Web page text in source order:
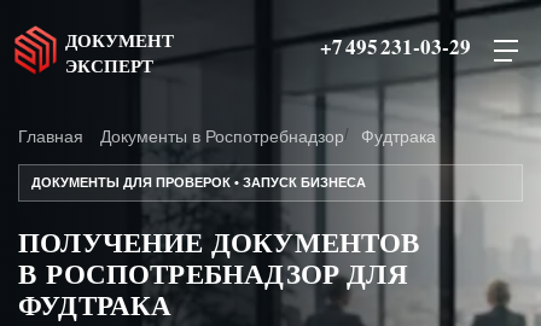
ДОКУМЕНТ
ЭКСПЕРТ
+7 495 231-03-29
Главная Документы в Роспотребнадзор Фудтрака
ДОКУМЕНТЫ ДЛЯ ПРОВЕРОК • ЗАПУСК БИЗНЕСА
ПОЛУЧЕНИЕ ДОКУМЕНТОВ
В РОСПОТРЕБНАДЗОР ДЛЯ
ФУДТРАКА